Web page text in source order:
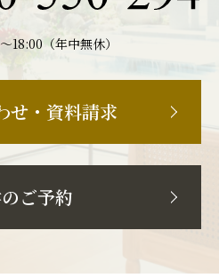
18:00（年中無休）
せ・資料請求
ご予約